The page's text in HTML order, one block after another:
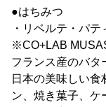
●はちみつ
・リベルテ・パ
※CO+LAB
フランス産のバタ
日本の美味しい
ン、焼き菓子、ケ